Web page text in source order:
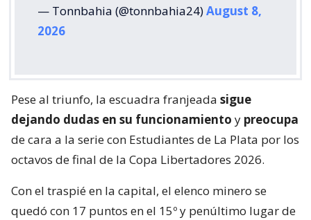
— Tonnbahia (@tonnbahia24)August 8,
2026
Pese al triunfo, la escuadra franjeada sigue
dejando dudas en su funcionamiento y preocupa
de cara a la serie con Estudiantes de La Plata por los
octavos de final de la Copa Libertadores 2026.
Con el traspié en la capital, el elenco minero se
quedó con 17 puntos en el 15º y penúltimo lugar de